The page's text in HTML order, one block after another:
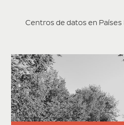
Centros de datos en